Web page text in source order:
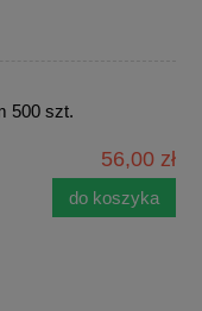
500 szt.
56,00 zł
do koszyka